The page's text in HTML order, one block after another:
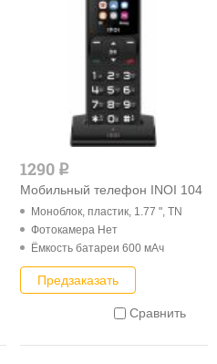
1290 q
Мобильный телефон INOI 104
Моноблок, пластик, 1.77 ", TN
Фотокамера Нет
Ёмкость батареи 600 мАч
Предзаказать
Сравнить